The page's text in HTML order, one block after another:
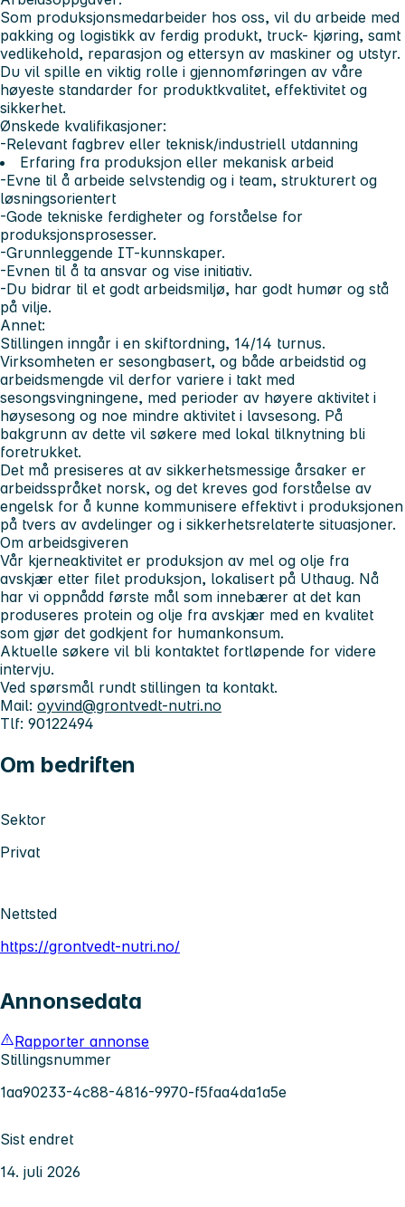
Som produksjonsmedarbeider hos oss, vil du arbeide med
pakking og logistikk av ferdig produkt, truck- kjøring, samt
vedlikehold, reparasjon og ettersyn av maskiner og utstyr.
Du vil spille en viktig rolle i gjennomføringen av våre
høyeste standarder for produktkvalitet, effektivitet og
sikkerhet.
Ønskede kvalifikasjoner:
-Relevant fagbrev eller teknisk/industriell utdanning
Erfaring fra produksjon eller mekanisk arbeid
-Evne til å arbeide selvstendig og i team, strukturert og
løsningsorientert
-Gode tekniske ferdigheter og forståelse for
produksjonsprosesser.
-Grunnleggende IT-kunnskaper.
-Evnen til å ta ansvar og vise initiativ.
-Du bidrar til et godt arbeidsmiljø, har godt humør og stå
på vilje.
Annet:
Stillingen inngår i en skiftordning, 14/14 turnus.
Virksomheten er sesongbasert, og både arbeidstid og
arbeidsmengde vil derfor variere i takt med
sesongsvingningene, med perioder av høyere aktivitet i
høysesong og noe mindre aktivitet i lavsesong. På
bakgrunn av dette vil søkere med lokal tilknytning bli
foretrukket.
Det må presiseres at av sikkerhetsmessige årsaker er
arbeidsspråket norsk, og det kreves god forståelse av
engelsk for å kunne kommunisere effektivt i produksjonen
på tvers av avdelinger og i sikkerhetsrelaterte situasjoner.
Om arbeidsgiveren
Vår kjerneaktivitet er produksjon av mel og olje fra
avskjær etter filet produksjon, lokalisert på Uthaug. Nå
har vi oppnådd første mål som innebærer at det kan
produseres protein og olje fra avskjær med en kvalitet
som gjør det godkjent for humankonsum.
Aktuelle søkere vil bli kontaktet fortløpende for videre
intervju.
Ved spørsmål rundt stillingen ta kontakt.
Mail: oyvind@grontvedt-nutri.no
Tlf: 90122494
Om bedriften
Sektor
Privat
Nettsted
https://grontvedt-nutri.no/
Annonsedata
Rapporter annonse
Stillingsnummer
1aa90233-4c88-4816-9970-f5faa4da1a5e
Sist endret
14. juli 2026